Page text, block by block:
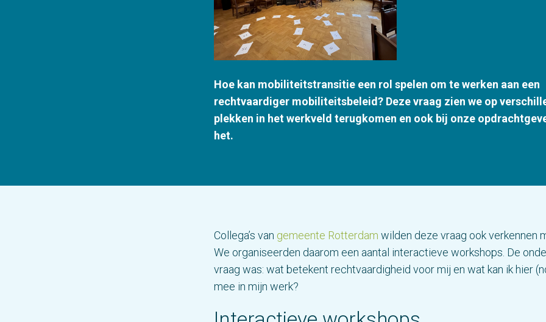
Hoe kan mobiliteitstransitie een rol spelen om te werken aan een
rechtvaardiger mobiliteitsbeleid? Deze vraag zien we op
plekken in het werkveld terugkomen en ook bij onze
het.
Collega’s van gemeente Rotterdam wilden deze vraag ook verkennen
We organiseerden daarom een aantal interactieve workshops. De
vraag was: wat betekent rechtvaardigheid voor mij en wat kan ik hier
mee in mijn werk?